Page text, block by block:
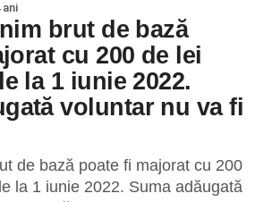
ani
brut de bază
cu 200 de lei
la 1 iunie 2022.
voluntar nu va fi
de bază poate fi majorat cu 200
la 1 iunie 2022. Suma adăugată